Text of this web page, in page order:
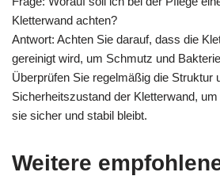
Kletterwand achten?
Antwort: Achten Sie darauf, dass die
gereinigt wird, um Schmutz und
Überprüfen Sie regelmäßig die Struktur
Sicherheitszustand der Kletterwand,
sie sicher und stabil bleibt.
Weitere